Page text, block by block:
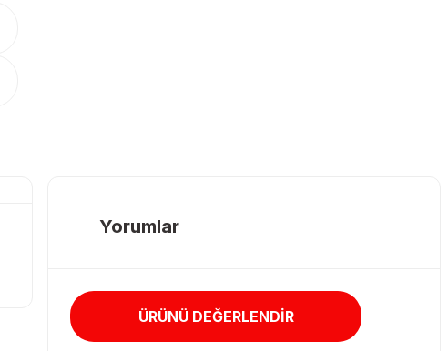
Yorumlar
ÜRÜNÜ DEĞERLENDİR